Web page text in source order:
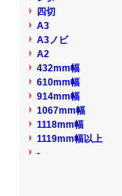
四切
A3
A3ノビ
A2
432mm幅
610mm幅
914mm幅
1067mm幅
1118mm幅
1119mm幅以上
-